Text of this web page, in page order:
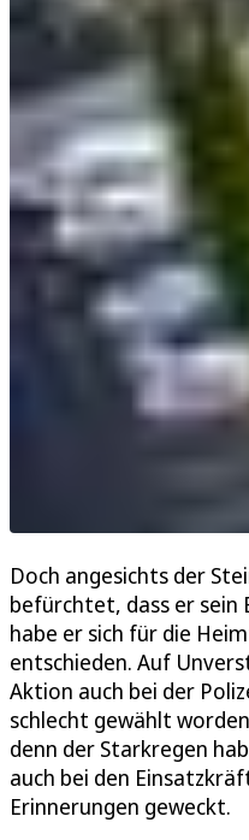
Doch angesichts der
befürchtet, dass er
habe er sich für die
entschieden. Auf
Aktion auch bei der
schlecht gewählt
denn der Starkregen
auch bei den
Erinnerungen geweckt.